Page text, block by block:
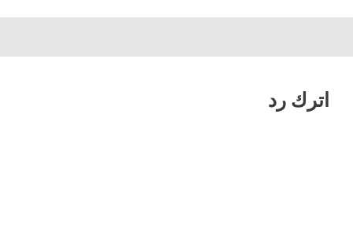
اترك رد